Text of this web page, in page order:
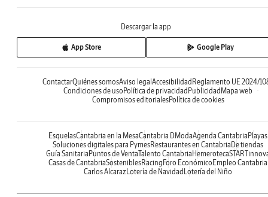
Descargar la app
App Store Google Play
ContactarQuiénes somosAviso legalAccesibilidadReglamento UE 2024/
Condiciones de usoPolítica de privacidadPublicidadMapa web
Compromisos editorialesPolítica de cookies
EsquelasCantabria en la MesaCantabria DModaAgenda CantabriaPlayas
Soluciones digitales para PymesRestaurantes en CantabriaDe tiendas
Guía SanitariaPuntos de VentaTalento CantabriaHemeroteca
Casas de CantabriaSosteniblesRacingForo EconómicoEmpleo Cantabria
Carlos AlcarazLotería de NavidadLotería del Niño